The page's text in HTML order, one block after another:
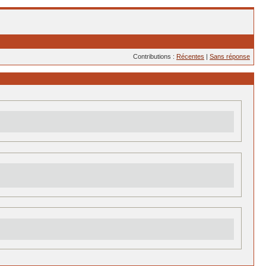
Contributions : Récentes | Sans réponse